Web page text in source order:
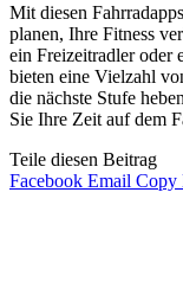
Mit diesen
planen, Ihre Fitness
ein Freizeitradler oder
bieten eine Vielzahl
die nächste Stufe
Sie Ihre Zeit auf dem
Teile diesen Beitrag
Facebook Email Copy